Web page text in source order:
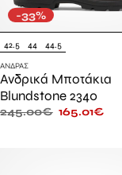
-33%
42.5 44 44.5
ΆΝΔΡΑΣ
Ανδρικά Μποτάκια
Blundstone 2340
245.00€ 165.01€